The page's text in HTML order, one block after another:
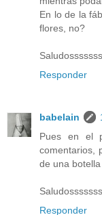
En lo de la
flores, no?
Responder
babelain
Pues en el
comentarios,
de una
Responder